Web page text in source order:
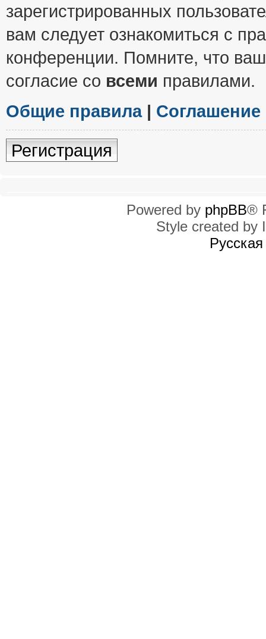
зарегистрированных
вам следует ознакомиться с
конференции. Помните, что
согласие со всеми правилами.
Общие правила|
Регистрация
Powered by phpBB®
Style created by